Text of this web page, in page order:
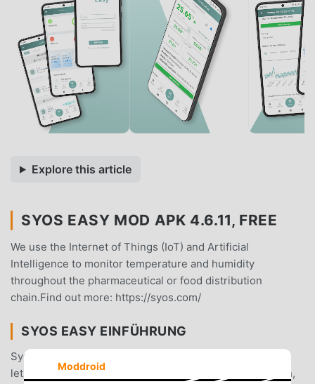
Explore this article
SYOS EASY MOD APK 4.6.11, FREE
We use the Internet of Things (IoT) and Artificial
Intelligence to monitor temperature and humidity
throughout the pharmaceutical or food distribution
chain.Find out more: https://syos.com/
SYOS EASY EINFÜHRUNG
SyOS Easy Als sehr beliebte productivity-App hat sie in
letzter Zeit eine große Anzahl von Benutzern angezogen,
Moddroid